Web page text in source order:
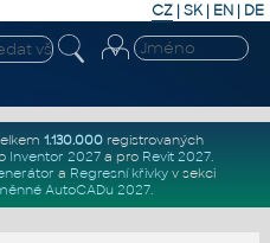
CZ | SK| EN | DE
1.130.000registrovaných
Inventor 2027a pro Revit 2027.
a Regresní křivkyv sekci
AutoCADu 2027.